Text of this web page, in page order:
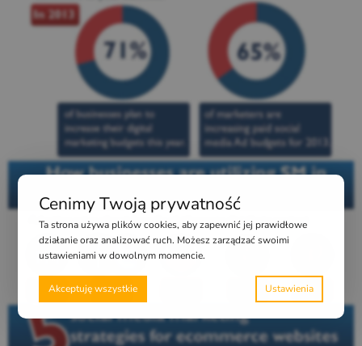
Cenimy Twoją prywatność
Ta strona używa plików cookies, aby zapewnić jej prawidłowe
działanie oraz analizować ruch. Możesz zarządzać swoimi
ustawieniami w dowolnym momencie.
Akceptuję wszystkie